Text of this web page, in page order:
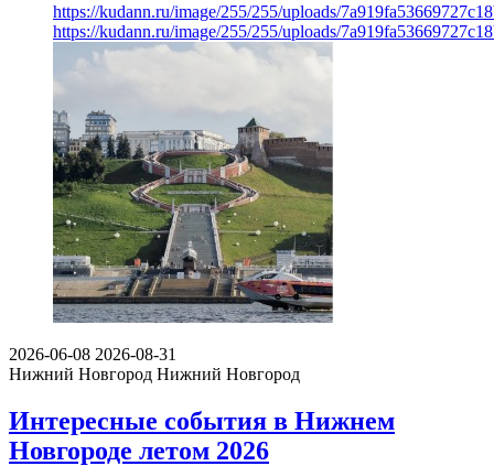
https://kudann.ru/image/255/255/uploads/
https://kudann.ru/image/255/255/uploads/
2026-06-08 2026-08-31
Нижний Новгород Нижний Новгород
Интересные события в Нижнем
Новгороде летом 2026